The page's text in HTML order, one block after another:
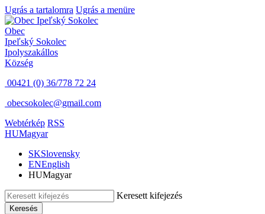
Ugrás a tartalomra Ugrás a menüre
Obec
Ipeľský Sokolec
Ipolyszakállos
Község
00421 (0) 36/778 72 24
obecsokolec@gmail.com
Webtérkép RSS
HUMagyar
SKSlovensky
ENEnglish
HUMagyar
Keresett kifejezés
Keresés